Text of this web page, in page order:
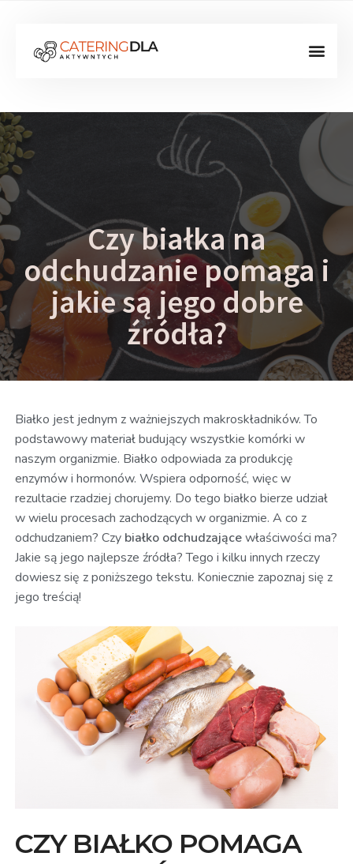
Czy białka na
odchudzanie pomaga i
jakie są jego dobre
źródła?
Białko jest jednym z ważniejszych makroskładników. To
podstawowy materiał budujący wszystkie komórki w
naszym organizmie. Białko odpowiada za produkcję
enzymów i hormonów. Wspiera odporność, więc w
rezultacie rzadziej chorujemy. Do tego białko bierze udział
w wielu procesach zachodzących w organizmie. A co z
odchudzaniem? Czy białko odchudzającewłaściwości ma?
Jakie są jego najlepsze źródła? Tego i kilku innych rzeczy
dowiesz się z poniższego tekstu. Koniecznie zapoznaj się z
jego treścią!
CZY BIAŁKO POMAGA